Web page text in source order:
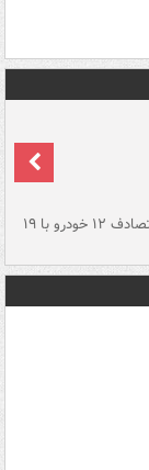
تشریح جزئیات تصادف ۱۲ خودرو با ۱۹